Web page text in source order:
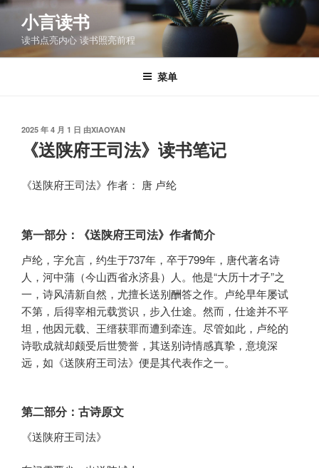
跳
容
小言读书
读书点亮内心 读书照亮前程
菜单
发
2025 年 4 月 1 日 由XIAOYAN
《送陕府王司法》读书笔记
《送陕府王司法》作者： 唐 卢纶
第一部分：《送陕府王司法》作者简介
卢纶，字允言，约生于737年，卒于799年，唐代著名诗
人，河中蒲（今山西省永济县）人。他是“大历十才子”之
一，诗风清新自然，尤擅长送别酬答之作。卢纶早年屡试
不第，后得宰相元载赏识，步入仕途。然而，仕途并不平
坦，他因元载、王缙获罪而遭到牵连。尽管如此，卢纶的
诗歌成就却颇受后世赞誉，其送别诗情感真挚，意境深
远，如《送陕府王司法》便是其代表作之一。
第二部分：古诗原文
《送陕府王司法》